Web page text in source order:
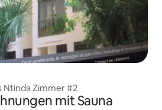
Zimmer #2
mit Sauna